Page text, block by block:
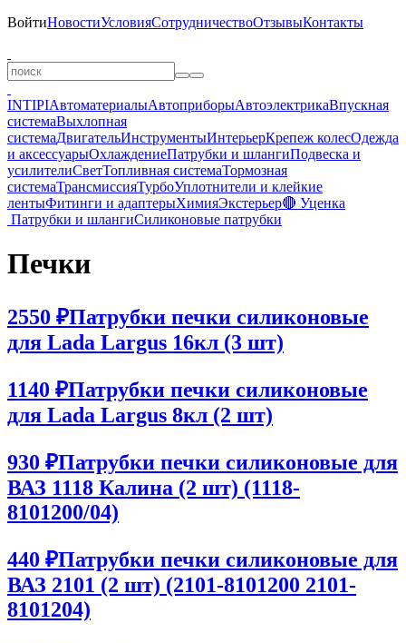
ВойтиНовостиУсловияСотрудничествоОтзывыКонтакты
INTIPIАвтоматериалыАвтоприборыАвтоэлектрикаВпускная
системаВыхлопная
системаДвигательИнструментыИнтерьерКрепеж колесОдежда
и аксессуарыОхлаждениеПатрубки и шлангиПодвеска и
усилителиСветТопливная системаТормозная
системаТрансмиссияТурбоУплотнители и клейкие
лентыФитинги и адаптерыХимияЭкстерьер🔴 Уценка
Патрубки и шлангиСиликоновые патрубки
Печки
2550 ₽Патрубки печки силиконовые
для Lada Largus 16кл (3 шт)
1140 ₽Патрубки печки силиконовые
для Lada Largus 8кл (2 шт)
930 ₽Патрубки печки силиконовые для
ВАЗ 1118 Калина (2 шт) (1118-
8101200/04)
440 ₽Патрубки печки силиконовые для
ВАЗ 2101 (2 шт) (2101-8101200 2101-
8101204)